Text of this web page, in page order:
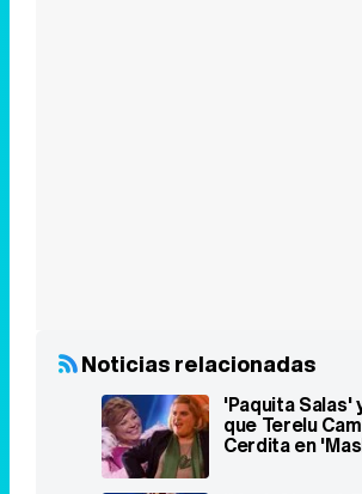
Noticias relacionadas
'Paquita Salas'
que Terelu
Cerdita en